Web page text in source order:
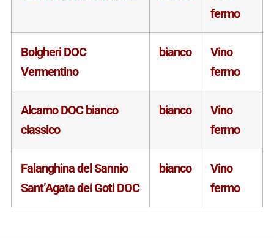
fermo
Bolgheri DOC
Vermentino
bianco
Vino
fermo
Alcamo DOC bianco
classico
bianco
Vino
fermo
Falanghina del Sannio
Sant’Agata dei Goti DOC
bianco
Vino
fermo